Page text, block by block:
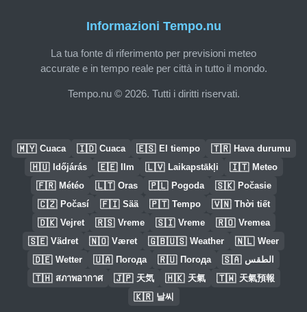
Informazioni Tempo.nu
La tua fonte di riferimento per previsioni meteo
accurate e in tempo reale per città in tutto il mondo.
Tempo.nu © 2026. Tutti i diritti riservati.
🇲🇾 Cuaca 🇮🇩 Cuaca 🇪🇸 El tiempo 🇹🇷 Hava durumu
🇭🇺 Időjárás 🇪🇪 Ilm 🇱🇻 Laikapstākļi 🇮🇹 Meteo
🇫🇷 Météo 🇱🇹 Oras 🇵🇱 Pogoda 🇸🇰 Počasie
🇨🇿 Počasí 🇫🇮 Sää 🇵🇹 Tempo 🇻🇳 Thời tiết
🇩🇰 Vejret 🇷🇸 Vreme 🇸🇮 Vreme 🇷🇴 Vremea
🇸🇪 Vädret 🇳🇴 Været 🇬🇧🇺🇸 Weather 🇳🇱 Weer
🇩🇪 Wetter 🇺🇦 Погода 🇷🇺 Погода 🇸🇦 الطقس
🇹🇭 สภาพอากาศ 🇯🇵 天気 🇭🇰 天氣 🇹🇼 天氣預報
🇰🇷 날씨